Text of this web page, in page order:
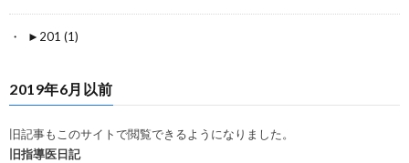
► 201 (1)
2019年6月以前
旧記事もこのサイトで閲覧できるようになりました。
旧指導医日記